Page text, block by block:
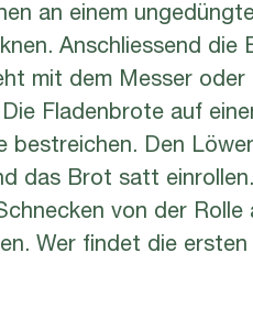
an einem
Anschliessend die
mit dem Messer oder
Fladenbrote auf
bestreichen. Den
das Brot satt
von der Rolle
Wer findet die ersten